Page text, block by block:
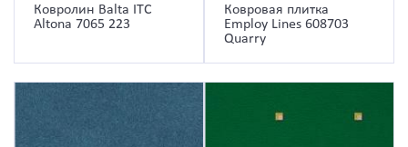
Ковролин Balta ITC
Altona 7065 223
Ковровая плитка
Employ Lines 608703
Quarry